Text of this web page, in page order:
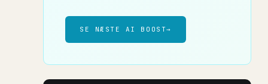
SE NÆSTE AI BOOST→